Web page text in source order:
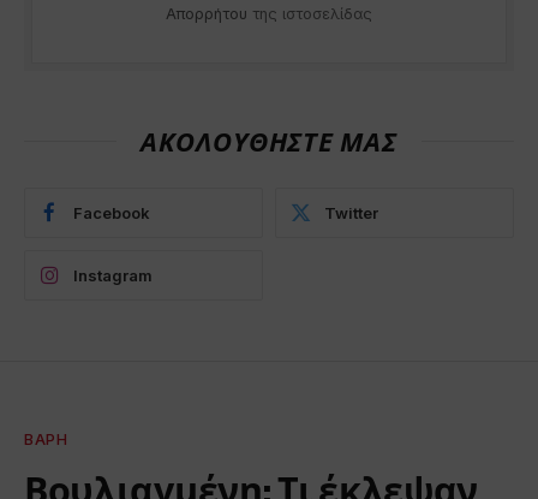
Απορρήτου της ιστοσελίδας
ΑΚΟΛΟΥΘΗΣΤΕ ΜΑΣ
Facebook Twitter
Instagram
ΒΆΡΗ